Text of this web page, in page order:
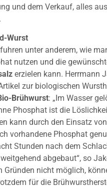
und dem Verkauf, alles
.
Wurst
unter anderem, wie
nutzen und die
erzielen kann. Herrmann
zur biologischen
Brühwurst: „Im Wasser
Phosphat ist die
kann durch den Einsatz
vorhandene Phosphat
Stunden nach dem
abgebaut“, so
Gründen nicht möglich,
für die